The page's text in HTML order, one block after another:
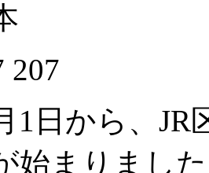
207
1日から、
始まりまし